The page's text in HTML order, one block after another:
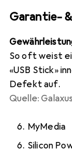
Garantie-
So oft weist
«USB Stick»
Defekt auf.
Quelle: Galaxus
6. MyMedia
6. Silicon